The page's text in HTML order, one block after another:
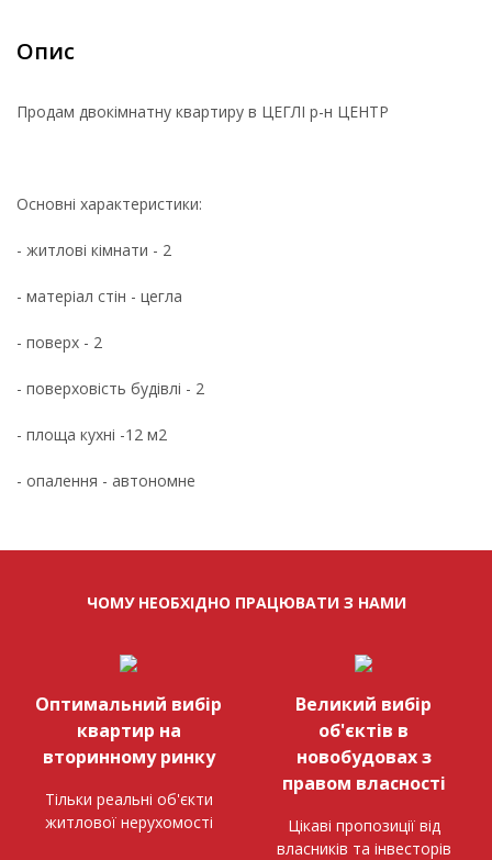
Опис
Продам двокімнатну квартиру в ЦЕГЛІ р-н ЦЕНТР
Основні характеристики:
- житлові кімнати - 2
- матеріал стін - цегла
- поверх - 2
- поверховість будівлі - 2
- площа кухні -12 м2
- опалення - автономне
ЧОМУ НЕОБХІДНО ПРАЦЮВАТИ З НАМИ
Оптимальний вибір
квартир на
вторинному ринку
Тільки реальні об'єкти
житлової нерухомості
Великий вибір
об'єктів в
новобудовах з
правом власності
Цікаві пропозиції від
власників та інвесторів